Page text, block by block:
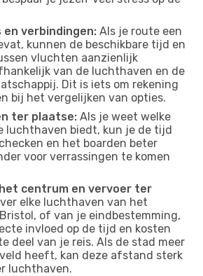
en verbindingen: Als je route een
kunnen de beschikbare tijd en
vluchten aanzienlijk
van de luchthaven en de
Dit is iets om rekening
bij het vergelijken van opties.
ter plaatse: Als je weet welke
luchthaven biedt, kun je de tijd
en het boarden beter
voor verrassingen te komen
centrum en vervoer ter
ver elke luchthaven van het
of van je eindbestemming,
invloed op de tijd en kosten
deel van je reis. Als de stad meer
heeft, kan deze afstand sterk
luchthaven.